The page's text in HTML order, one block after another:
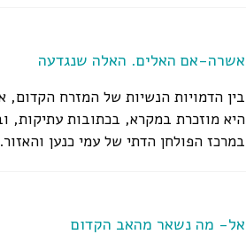
אשרה-אם האלים. האלה שנגדעה
בין הדמויות הנשיות של המזרח
היא מוזכרת במקרא, בכתובות עתיקות,
במרכז הפולחן הדתי של עמי כנען
אל- מה נשאר מהאב הקדום